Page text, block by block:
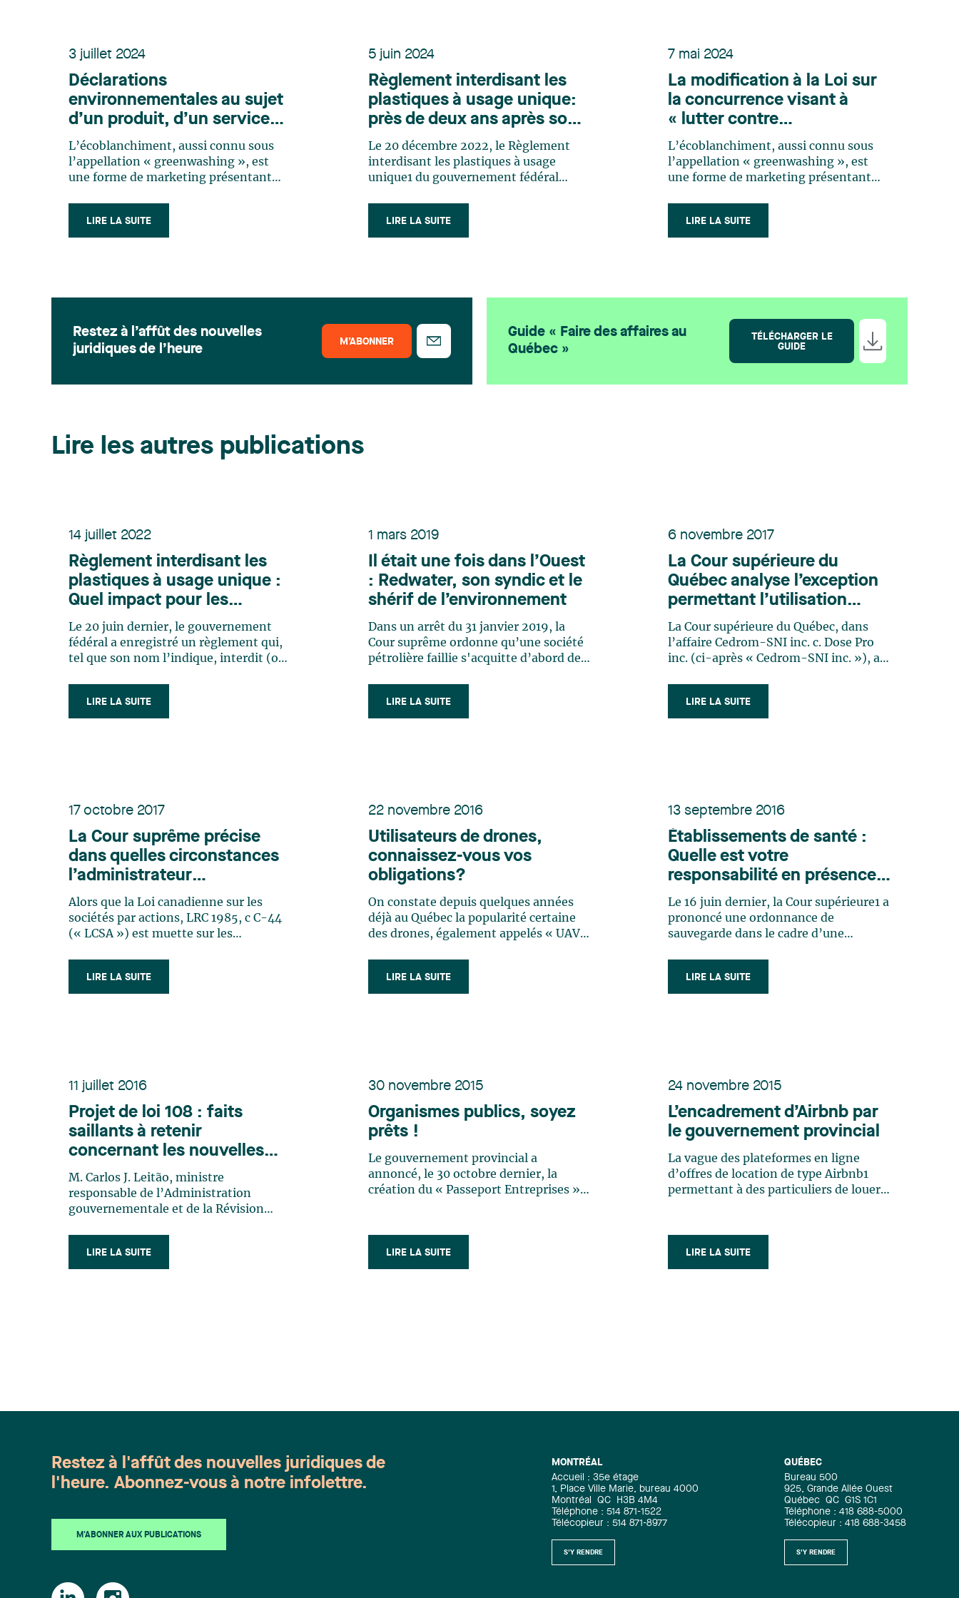
Restez à l’affût des nouvelles
juridiques de l’heure
M’ABONNER
Guide « Faire des affaires au
Québec »
TÉLÉCHARGER LE
GUIDE
Lire les autres publications
3 juillet 2024
Déclarations
environnementales au sujet
d’un produit, d’un service
ou des activités d’une
entreprise : resserrement
des règles pour lutter contre
L’écoblanchiment, aussi connu sous
l’appellation « greenwashing », est
une forme de marketing présentant
environnementaux positifs1, qui induit
les consommateurs en erreur et les
LIRE LA SUITE
5 juin 2024
Règlement interdisant les
plastiques à usage unique:
près de deux ans après son
enregistrement, où en
sommes-nous et quel est
l’impact sur les entreprises?
Le 20 décembre 2022, le Règlement
interdisant les plastiques à usage
unique1 du gouvernement fédéral
effet, tel que son nom l’indique,
d’interdire (ou de restreindre dans
LIRE LA SUITE
7 mai 2024
La modification à la Loi sur
la concurrence visant à
« lutter contre
l’écoblanchiment »: un réel
pas en avant?
L’écoblanchiment, aussi connu sous
l’appellation « greenwashing », est
une forme de marketing présentant
environnementaux positifs1, qui induit
les consommateurs en erreur et les
LIRE LA SUITE
14 juillet 2022
Règlement interdisant les
plastiques à usage unique :
Quel impact pour les
entreprises?
Le 20 juin dernier, le gouvernement
fédéral a enregistré un règlement qui,
tel que son nom l’indique, interdit (ou
de certains plastiques à usage unique
qui représentent une menace pour
LIRE LA SUITE
1 mars 2019
Il était une fois dans l’Ouest
: Redwater, son syndic et le
shérif de l’environnement
Dans un arrêt du 31 janvier 2019, la
Cour suprême ordonne qu’une société
pétrolière faillie s'acquitte d’abord de
procéder à tout paiement en faveur de
ses créanciers. Une décision qui suscite
LIRE LA SUITE
6 novembre 2017
La Cour supérieure du
Québec analyse l’exception
permettant l’utilisation
d’une œuvre protégée par le
droit d’auteur à des fins de
communication de
La Cour supérieure du Québec, dans
l’affaire Cedrom-SNI inc. c. Dose Pro
inc. (ci-après « Cedrom-SNI inc. »), a
certain pour l’industrie des médias et
du divertissement au Canada
LIRE LA SUITE
17 octobre 2017
La Cour suprême précise
dans quelles circonstances
l’administrateur
d’une société peut être tenu
personnellement
responsable d’un abus
Alors que la Loi canadienne sur les
sociétés par actions, LRC 1985, c C-44
(« LCSA ») est muette sur les
personnelle à un administrateur
relativement à un abus et que les
LIRE LA SUITE
22 novembre 2016
Utilisateurs de drones,
connaissez-vous vos
obligations?
On constate depuis quelques années
déjà au Québec la popularité certaine
des drones, également appelés « UAV »
gravières, de sites industriels, de
pipelines, de terres agricoles, de mines
LIRE LA SUITE
13 septembre 2016
Établissements de santé :
Quelle est votre
responsabilité en présence
d’un visiteur harcelant et
perturbateur?
Le 16 juin dernier, la Cour supérieure1 a
prononcé une ordonnance de
sauvegarde dans le cadre d’une
encadrer les visites de la fille d’une
personne inapte qui y était hébergée,
LIRE LA SUITE
11 juillet 2016
Projet de loi 108 : faits
saillants à retenir
concernant les nouvelles
règles et l’Autorité des
marchés publics
M. Carlos J. Leitão, ministre
responsable de l’Administration
gouvernementale et de la Révision
présenté, le 8 juin dernier, le Projet de
loi 108, Loi favorisant la surveillance
LIRE LA SUITE
30 novembre 2015
Organismes publics, soyez
prêts !
Le gouvernement provincial a
annoncé, le 30 octobre dernier, la
création du « Passeport Entreprises »,
entreprises aux contrats de l'État de
même que rendre plus transparents et
plus rigoureux les processus d’appel
LIRE LA SUITE
24 novembre 2015
L’encadrement d’Airbnb par
le gouvernement provincial
La vague des plateformes en ligne
d’offres de location de type Airbnb1
permettant à des particuliers de louer
plus en plus d’adeptes dans le monde.
Le Québec n’y fait pas exception. Au
Québec, les hôteliers et autres (…)
LIRE LA SUITE
MONTRÉAL
Accueil : 35e étage
1, Place Ville Marie, bureau 4000
Montréal
QC
H3B 4M4
Téléphone : 514 871-1522
Télécopieur : 514 871-8977
S'Y RENDRE
QUÉBEC
Bureau 500
925, Grande Allée Ouest
Québec QC G1S 1C1
Téléphone : 418 688-5000
Télécopieur : 418 688-3458
S'Y RENDRE
Restez à l'affût des nouvelles juridiques de
l'heure. Abonnez-vous à notre infolettre.
M'ABONNER AUX PUBLICATIONS